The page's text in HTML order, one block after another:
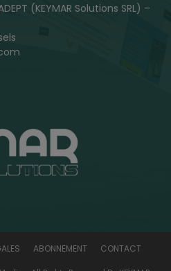
(KEYMAR Solutions SRL) –
ABONNEMENT CONTACT